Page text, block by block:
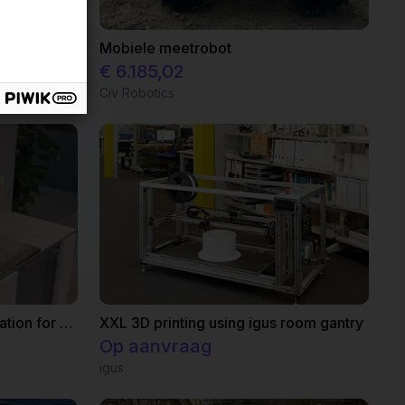
Mobiele meetrobot
€ 6.185,02
Civ Robotics
Handstick Control Demonstration for robot surgery with Fairino FR3 XXL 3D printing using igus room gantry
Op aanvraag
igus